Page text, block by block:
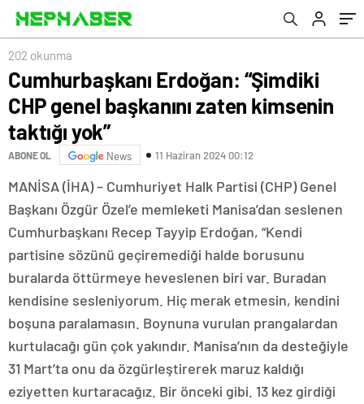
202 okunma
Cumhurbaşkanı Erdoğan: “Şimdiki
CHP genel başkanını zaten kimsenin
taktığı yok”
ABONE OL News 11 Haziran 2024 00:12
MANİSA (İHA) – Cumhuriyet Halk Partisi (CHP) Genel
Başkanı Özgür Özel’e memleketi Manisa’dan seslenen
Cumhurbaşkanı Recep Tayyip Erdoğan, “Kendi
partisine sözünü geçiremediği halde borusunu
buralarda öttürmeye heveslenen biri var. Buradan
kendisine sesleniyorum. Hiç merak etmesin, kendini
boşuna paralamasın. Boynuna vurulan prangalardan
kurtulacağı gün çok yakındır. Manisa’nın da desteğiyle
31 Mart’ta onu da özgürleştirerek maruz kaldığı
eziyetten kurtaracağız. Bir önceki gibi. 13 kez girdiği